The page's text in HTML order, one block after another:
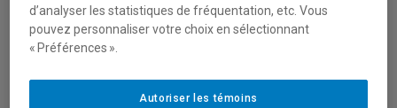
Paul-André Lapointe
Professeur titulaire au dép. des relations
industrielles, Université Laval
Catherine Trudelle
d’analyser les statistiques de fréquentation, etc. Vous
pouvez personnaliser votre choix en sélectionnant
« Préférences ».
Autoriser les témoins